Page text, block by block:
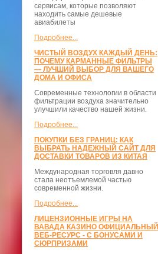
сервисам, которые позволяют
находить самые дешевые
авиабилеты
Подробнее...
ЧИСТЫЙ ВОЗДУХ КАЖДЫЙ ДЕНЬ:
ПОЧЕМУ КАРМАННЫЕ ФИЛЬТРЫ
— ЛУЧШИЙ ВЫБОР ДЛЯ ВАШЕГО
ДОМА И ОФИСА
Современные технологии в области
фильтрации воздуха значительно
улучшили качество нашей жизни.
Подробнее...
ПОКУПКИ БЕЗ ГРАНИЦ: КАК
ВЫБРАТЬ НАДЕЖНЫЙ САЙТ ДЛЯ
ДОСТАВКИ ТОВАРОВ ИЗ КИТАЯ
Международная торговля давно
стала неотъемлемой частью
современной жизни.
Подробнее...
ЛИЦЕНЗИОННЫЕ ИГРЫ НА
ВАВАДА КАЗИНО ОФИЦИАЛЬНЫЙ
ВЕБ-РЕСУРС - С БОНУСАМИ И
СЮРПРИЗАМИ